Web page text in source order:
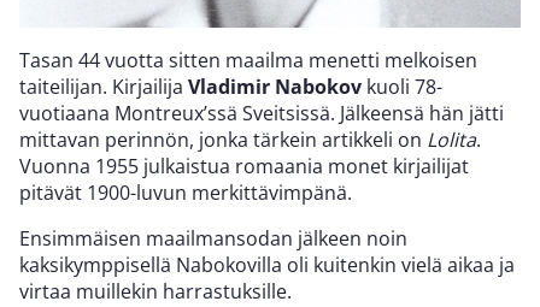
Tasan 44 vuotta sitten maailma menetti melkoisen
taiteilijan. Kirjailija Vladimir Nabokov kuoli 78-
vuotiaana Montreux’ssä Sveitsissä. Jälkeensä hän jätti
mittavan perinnön, jonka tärkein artikkeli on Lolita.
Vuonna 1955 julkaistua romaania monet kirjailijat
pitävät 1900-luvun merkittävimpänä.
Ensimmäisen maailmansodan jälkeen noin
kaksikymppisellä Nabokovilla oli kuitenkin vielä aikaa ja
virtaa muillekin harrastuksille.